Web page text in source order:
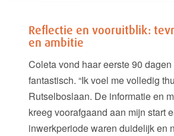
Reflectie en vooruitblik:
en ambitie
Coleta vond haar eerste 90
fantastisch. “Ik voel me volledig
Rutselboslaan. De informatie en
kreeg voorafgaand aan mijn start
inwerkperiode waren duidelijk en